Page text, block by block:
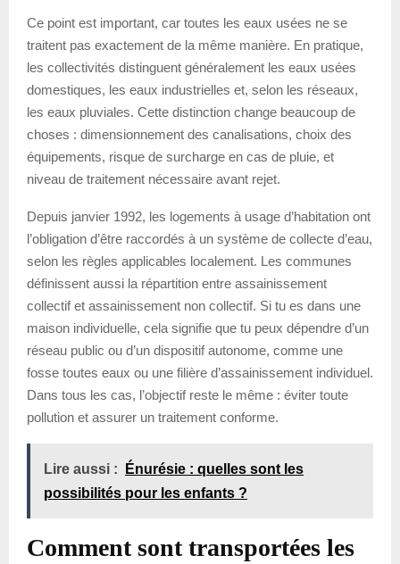
Ce point est important, car toutes les eaux usées ne se
traitent pas exactement de la même manière. En pratique,
les collectivités distinguent généralement les eaux usées
domestiques, les eaux industrielles et, selon les réseaux,
les eaux pluviales. Cette distinction change beaucoup de
choses : dimensionnement des canalisations, choix des
équipements, risque de surcharge en cas de pluie, et
niveau de traitement nécessaire avant rejet.
Depuis janvier 1992, les logements à usage d’habitation ont
l’obligation d’être raccordés à un système de collecte d’eau,
selon les règles applicables localement. Les communes
définissent aussi la répartition entre assainissement
collectif et assainissement non collectif. Si tu es dans une
maison individuelle, cela signifie que tu peux dépendre d’un
réseau public ou d’un dispositif autonome, comme une
fosse toutes eaux ou une filière d’assainissement individuel.
Dans tous les cas, l’objectif reste le même : éviter toute
pollution et assurer un traitement conforme.
Lire aussi :
Énurésie : quelles sont les
possibilités pour les enfants ?
Comment sont transportées les